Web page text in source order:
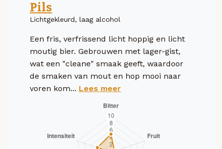
Pils
Lichtgekleurd, laag alcohol
Een fris, verfrissend licht hoppig en licht
moutig bier. Gebrouwen met lager-gist,
wat een "cleane" smaak geeft, waardoor
de smaken van mout en hop mooi naar
voren kom... Lees meer